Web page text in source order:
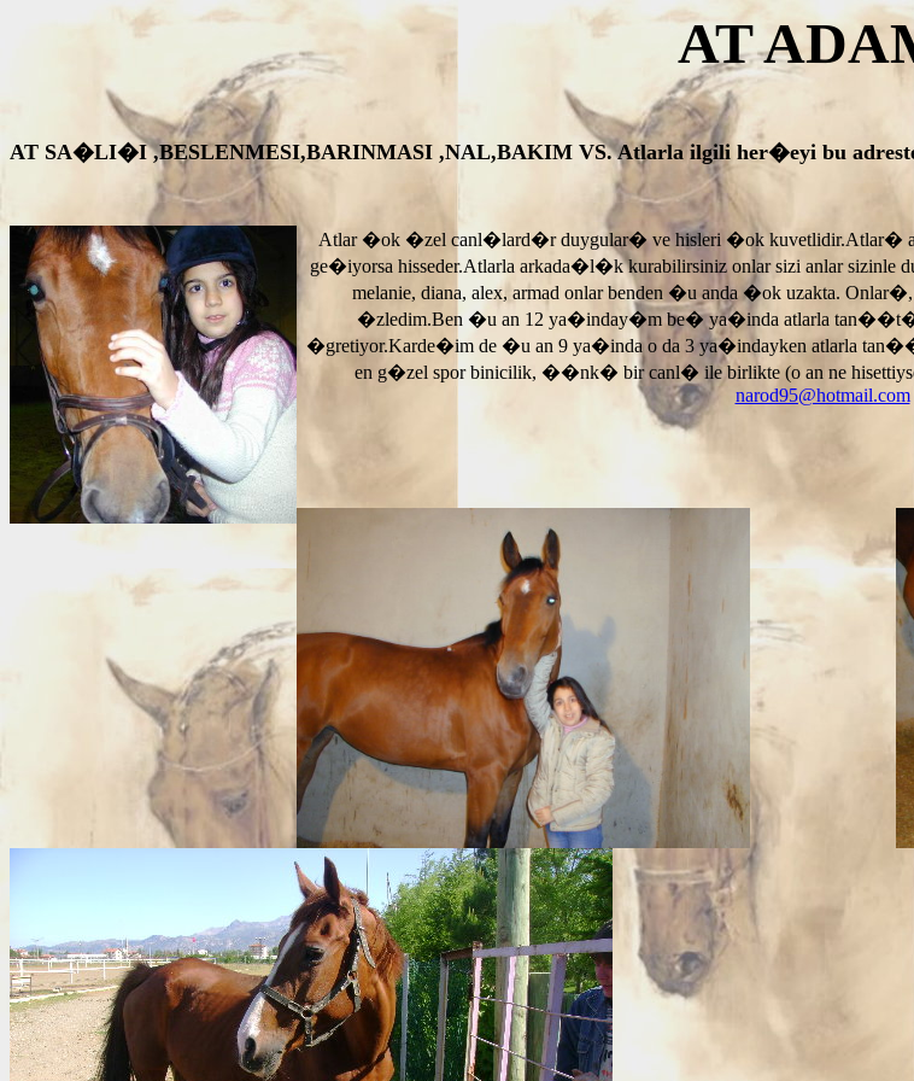
AT
AT SA�LI�I ,BESLENMESI,BARINMASI ,NAL,BAKIM VS. Atlarla ilgili her�eyi bu
Atlar �ok �zel canl�lard�r duygular� ve hisleri �ok kuvetlidir.Atlar�
ge�iyorsa hisseder.Atlarla arkada�l�k kurabilirsiniz onlar sizi anlar
melanie, diana, alex, armad onlar benden �u anda �ok uzakta.
�zledim.Ben �u an 12 ya�inday�m be� ya�inda atlarla
�gretiyor.Karde�im de �u an 9 ya�inda o da 3 ya�indayken atlarla
en g�zel spor binicilik, ��nk� bir canl� ile birlikte (o an ne
narod95@hotmail.com